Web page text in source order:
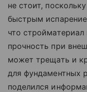
не стоит,
быстрым
что стройматериал
прочность при
может трещать и
для фундаментных
поделился